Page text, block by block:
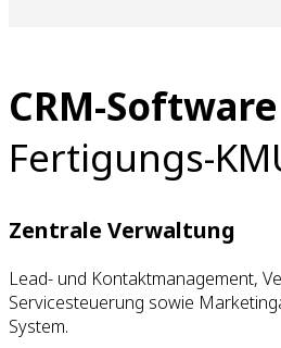
CRM-Software
Fertigungs-
Zentrale Verwaltung
Lead- und Kontaktmanagement,
Servicesteuerung sowie
System.